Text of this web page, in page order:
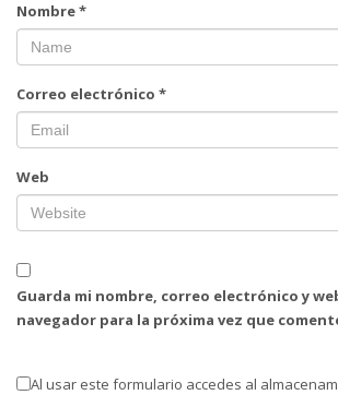
Nombre*
Correo electrónico *
Web
Guarda mi nombre, correo electrónico y
navegador para la próxima vez que
Al usar este formulario accedes al